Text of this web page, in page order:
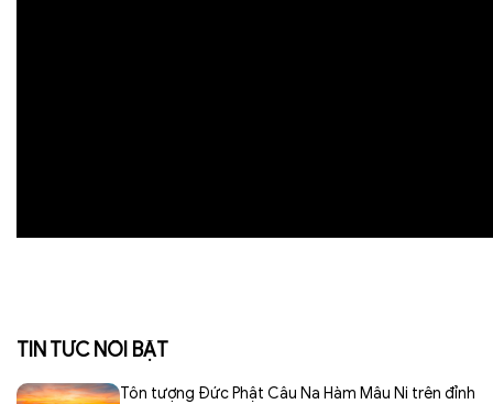
TIN TỨC NỔI BẬT
Tôn tượng Đức Phật Câu Na Hàm Mâu Ni trên đỉnh